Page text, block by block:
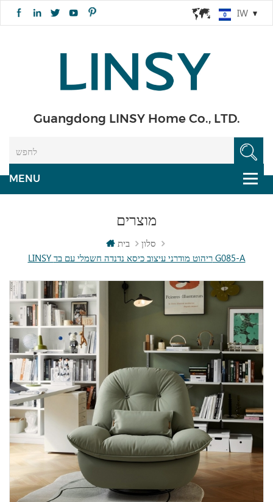
IW
Guangdong LINSY Home Co., LTD.
מוצרים
בית
סלון
LINSY ריהוט מודרני עיצוב כיסא נדנדה חשמלי עם בד G085-A